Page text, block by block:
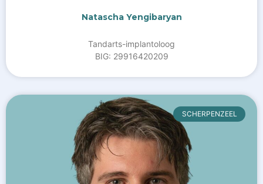
Natascha Yengibaryan
Tandarts-implantoloog
BIG: 29916420209
SCHERPENZEEL